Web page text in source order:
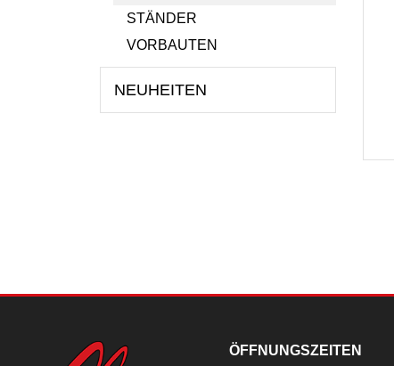
STÄNDER
VORBAUTEN
NEUHEITEN
ÖFFNUNGSZEITEN